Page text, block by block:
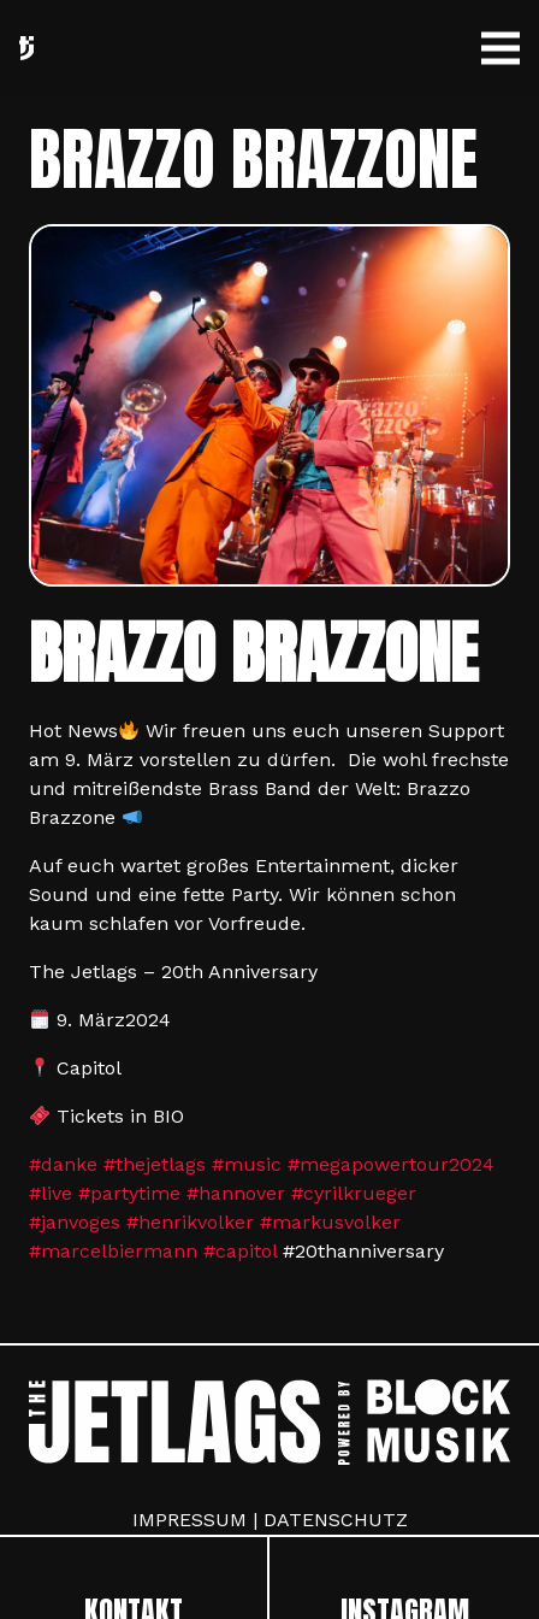
BRAZZO BRAZZONE
BRAZZO BRAZZONE
Hot News
Wir freuen uns euch unseren Support
am 9. März vorstellen zu dürfen.
Die wohl frechste
und mitreißendste Brass Band der Welt: Brazzo
Brazzone
Auf euch wartet großes Entertainment, dicker
Sound und eine fette Party. Wir können schon
kaum schlafen vor Vorfreude.
The Jetlags – 20th Anniversary
9. März2024
Capitol
Tickets in BIO
#danke #thejetlags #music #megapowertour2024
#live #partytime #hannover #cyrilkrueger
#janvoges #henrikvolker #markusvolker
#marcelbiermann #capitol#20thanniversary
IMPRESSUM | DATENSCHUTZ